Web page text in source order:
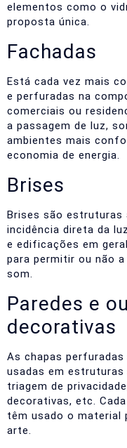
elementos como o
proposta única.
Fachadas
Está cada vez mais
e perfuradas na
comerciais ou
a passagem de luz,
ambientes mais
economia de energia.
Brises
Brises são estruturas
incidência direta da
e edificações em
para permitir ou não
som.
Paredes e
decorativas
As chapas
usadas em
triagem de
decorativas, etc.
têm usado o material
arte.